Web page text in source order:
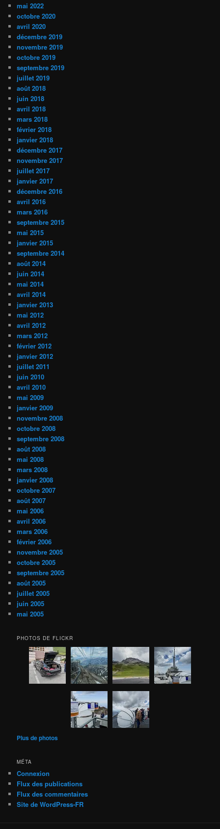
mai 2022
octobre 2020
avril 2020
décembre 2019
novembre 2019
octobre 2019
septembre 2019
juillet 2019
août 2018
juin 2018
avril 2018
mars 2018
février 2018
janvier 2018
décembre 2017
novembre 2017
juillet 2017
janvier 2017
décembre 2016
avril 2016
mars 2016
septembre 2015
mai 2015
janvier 2015
septembre 2014
août 2014
juin 2014
mai 2014
avril 2014
janvier 2013
mai 2012
avril 2012
mars 2012
février 2012
janvier 2012
juillet 2011
juin 2010
avril 2010
mai 2009
janvier 2009
novembre 2008
octobre 2008
septembre 2008
août 2008
mai 2008
mars 2008
janvier 2008
octobre 2007
août 2007
mai 2006
avril 2006
mars 2006
février 2006
novembre 2005
octobre 2005
septembre 2005
août 2005
juillet 2005
juin 2005
mai 2005
PHOTOS DE FLICKR
Plus de photos
MÉTA
Connexion
Flux des publications
Flux des commentaires
Site de WordPress-FR